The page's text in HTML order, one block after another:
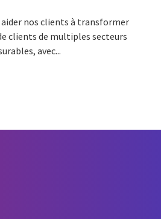
aider nos clients à transformer
clients de multiples secteurs
avec...